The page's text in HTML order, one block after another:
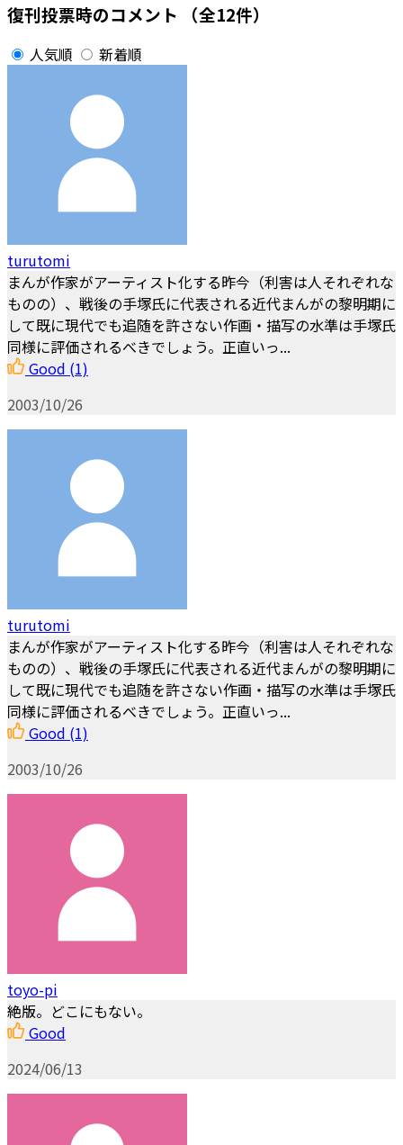
復刊投票時のコメント （全12件）
人気順 新着順
turutomi
まんが作家がアーティスト化する昨今（利害は人それぞれな
ものの）、戦後の手塚氏に代表される近代まんがの黎明期に
して既に現代でも追随を許さない作画・描写の水準は手塚氏
同様に評価されるべきでしょう。正直いっ...
Good (1)
2003/10/26
turutomi
まんが作家がアーティスト化する昨今（利害は人それぞれな
ものの）、戦後の手塚氏に代表される近代まんがの黎明期に
して既に現代でも追随を許さない作画・描写の水準は手塚氏
同様に評価されるべきでしょう。正直いっ...
Good (1)
2003/10/26
toyo-pi
絶版。どこにもない。
Good
2024/06/13